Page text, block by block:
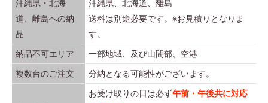
沖縄県・北海
道、離島への納
品
沖縄県、北海道、離島
送料は別途必要です。※お見積りとなりま
す。
納品不可エリア 一部地域、及び山間部、空港
複数台のご注文 分納となる可能性がございます。
お受け取りの日は必ず午前・午後共に対応